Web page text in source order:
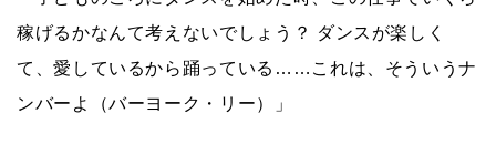
稼げるかなんて考えないでしょう？ ダンスが楽しく
て、愛しているから踊っている……これは、そういうナ
ンバーよ（バーヨーク・リー）」